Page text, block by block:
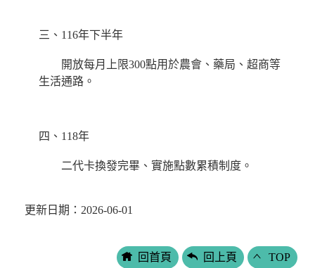
三、116年下半年
開放每月上限300點用於農會、藥局、超商等
生活通路。
四、118年
二代卡換發完畢、實施點數累積制度。
更新日期：2026-06-01
回首頁 回上頁 TOP